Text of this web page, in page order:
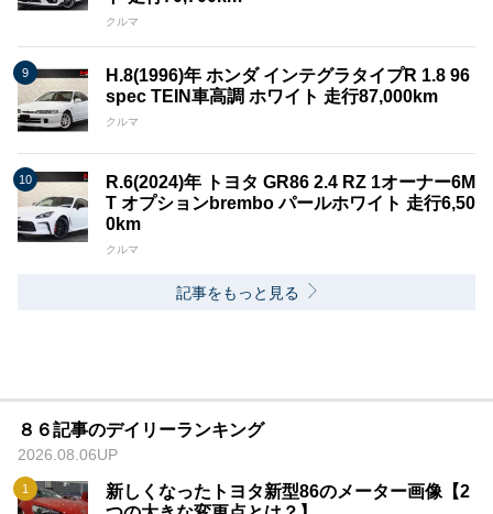
クルマ
H.8(1996)年 ホンダ インテグラタイプR 1.8 96
spec TEIN車高調 ホワイト 走行87,000km
クルマ
R.6(2024)年 トヨタ GR86 2.4 RZ 1オーナー6M
T オプションbrembo パールホワイト 走行6,50
0km
クルマ
記事をもっと見る
８６記事のデイリーランキング
2026.08.06UP
新しくなったトヨタ新型86のメーター画像【2